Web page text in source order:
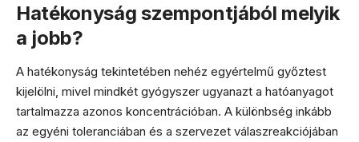
Hatékonyság szempontjából melyik
a jobb?
A hatékonyság tekintetében nehéz egyértelmű győztest
kijelölni, mivel mindkét gyógyszer ugyanazt a hatóanyagot
tartalmazza azonos koncentrációban. A különbség inkább
az egyéni toleranciában és a szervezet válaszreakciójában